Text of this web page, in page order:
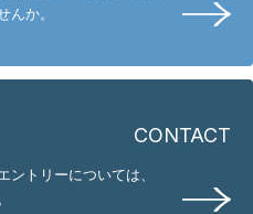
んか。
CONTACT
ントリーについては、